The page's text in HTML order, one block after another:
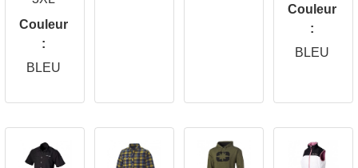
Couleur
:
BLEU
Couleur
:
BLEU
APERÇU
RAPIDE

APERÇU